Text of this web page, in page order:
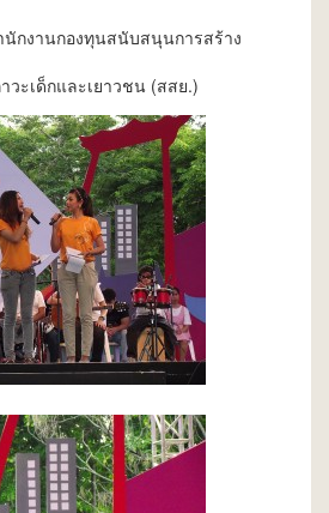
กงานกองทุนสนับสนุนการสร้าง
ะเด็กและเยาวชน (สสย.)